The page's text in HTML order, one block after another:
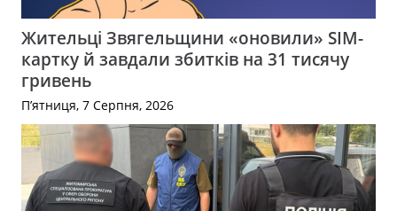
Жительці Звягельщини «оновили» SIM-
картку й завдали збитків на 31 тисячу
гривень
П’ятниця, 7 Серпня, 2026